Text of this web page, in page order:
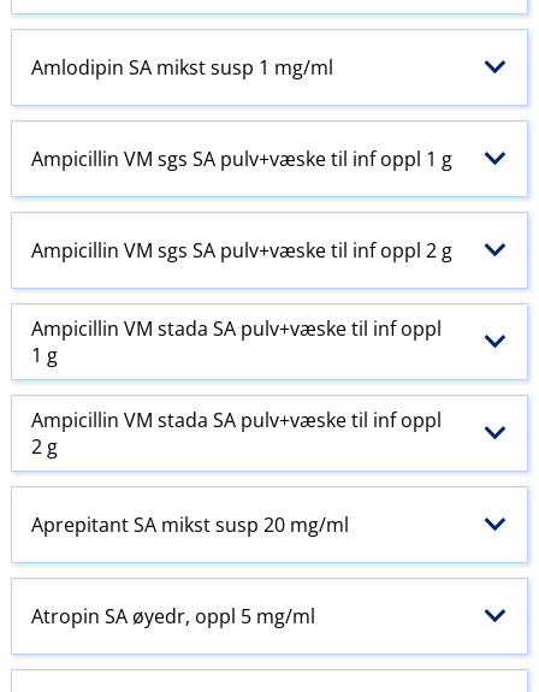
Amlodipin SA mikst susp 1 mg/ml
Ampicillin VM sgs SA pulv+væske til inf oppl 1 g
Ampicillin VM sgs SA pulv+væske til inf oppl 2 g
Ampicillin VM stada SA pulv+væske til inf oppl
1 g
Ampicillin VM stada SA pulv+væske til inf oppl
2 g
Aprepitant SA mikst susp 20 mg/ml
Atropin SA øyedr, oppl 5 mg/ml